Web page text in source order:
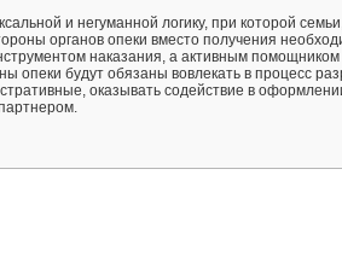
и негуманной логику, при которой
органов опеки вместо получения
наказания, а активным
опеки будут обязаны вовлекать в процесс
оказывать содействие в